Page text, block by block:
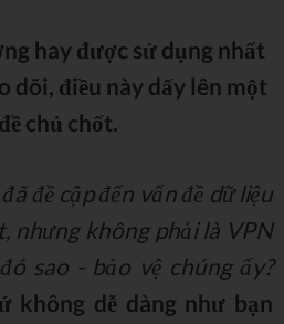
hay được sử dụng nhất
dõi, điều này dấy lên một
chủ chốt.
đề cập đến vấn đề dữ liệu
nhưng không phải là VPN
sao - bảo vệ chúng ấy?
không dễ dàng như bạn